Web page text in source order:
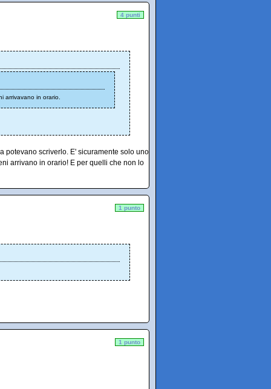
4 punti
arrivavano in orario.
potevano scriverlo. E' sicuramente solo uno
arrivano in orario! E per quelli che non lo
1 punto
1 punto